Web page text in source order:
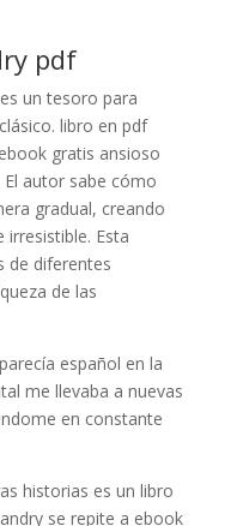
pdf
un tesoro para
libro en pdf
gratis ansioso
autor sabe cómo
gradual, creando
irresistible. Esta
de diferentes
de las
español en la
me llevaba a nuevas
en constante
historias es un libro
se repite a ebook